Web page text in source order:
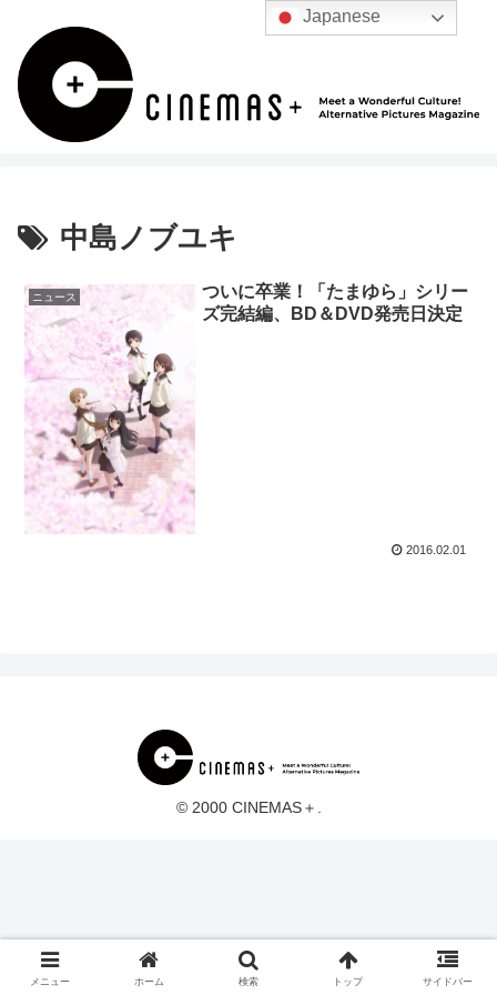
中島ノブユキ
ニュース
ついに卒業！「たまゆら」シリー
ズ完結編、BD＆DVD発売日決定
2016.02.01
© 2000 CINEMAS＋.
メニュー ホーム 検索 トップ サイドバー
Japanese